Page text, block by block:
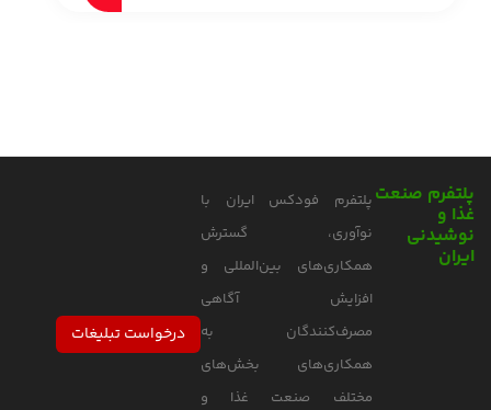
پلتفرم صنعت
غذا و
نوشیدنی
ایران
پلتفرم فودکس ایران با
نوآوری، گسترش
همکاری‌های بین‌المللی و
افزایش آگاهی
مصرف‌کنندگان به
همکاری‌های بخش‌های
مختلف صنعت غذا و
درخواست تبلیغات